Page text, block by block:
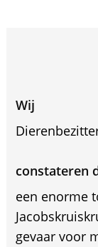
Wij
constateren
een enorme
gevaar voor